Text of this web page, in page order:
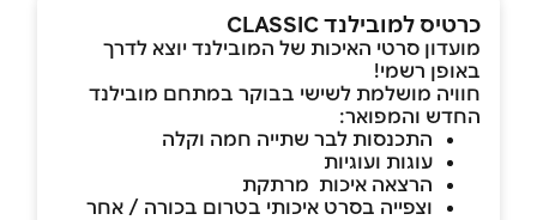
כרטיס למובילנד CLASSIC
מועדון סרטי האיכות של המובילנד יוצא לדרך
באופן רשמי!
חוויה מושלמת לשישי בבוקר במתחם מובילנד
החדש והמפואר:
התכנסות לבר שתייה חמה וקלה
עוגות ועוגיות
הרצאה איכות מרתקת
וצפייה בסרט איכותי בטרום בכורה / אחר